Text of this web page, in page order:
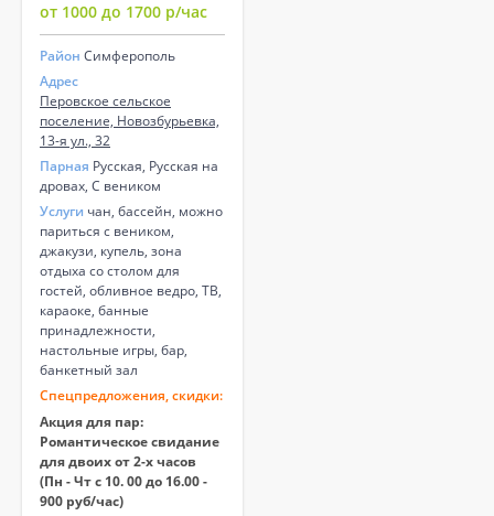
от 1000 до 1700 р/час
Район Симферополь
Адрес
Перовское сельское
поселение, Новозбурьевка,
13-я ул., 32
Парная Русская, Русская на
дровах, С веником
Услуги чан, бассейн, можно
париться с веником,
джакузи, купель, зона
отдыха со столом для
гостей, обливное ведро, ТВ,
караоке, банные
принадлежности,
настольные игры, бар,
банкетный зал
Спецпредложения, скидки:
Акция для пар:
Романтическое свидание
для двоих от 2-х часов
(Пн - Чт с 10. 00 до 16.00 -
900 руб/час)